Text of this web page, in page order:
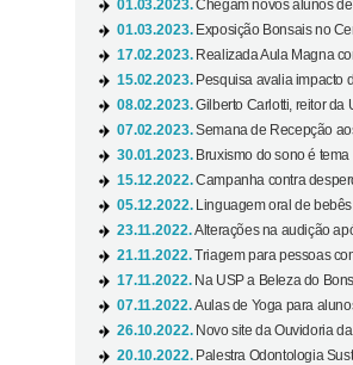
01.03.2023.Chegam novos alunos
01.03.2023. Exposição Bonsais no
17.02.2023. Realizada Aula Magna
15.02.2023. Pesquisa avalia impacto
08.02.2023.Gilberto Carlotti, reitor da
07.02.2023.Semana de Recepção
30.01.2023. Bruxismo do sono é
15.12.2022.Campanha contra
05.12.2022.
Linguagem oral de
23.11.2022.Alterações na audição
21.11.2022.Triagem para pessoas
17.11.2022. Na USP a Beleza do
07.11.2022.Aulas de Yoga para
26.10.2022. Novo site da Ouvidoria
20.10.2022. Palestra Odontologia